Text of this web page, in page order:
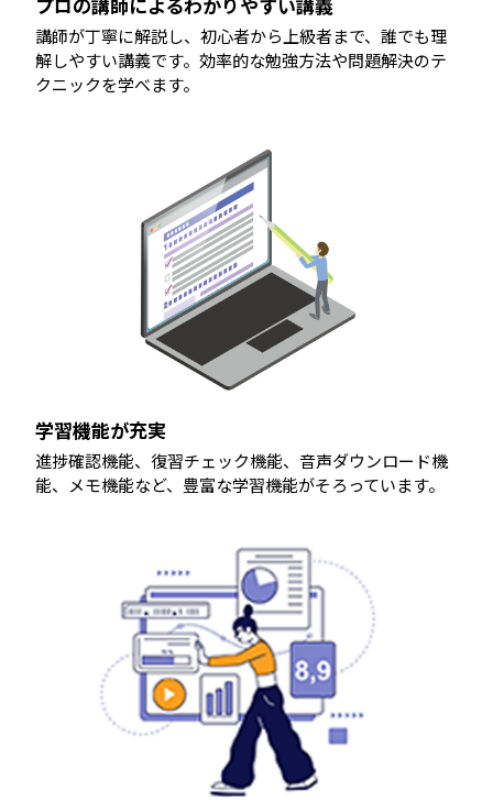
講師が丁寧に解説し、初心者から上級者まで、誰でも理
解しやすい講義です。効率的な勉強方法や問題解決のテ
クニックを学べます。
学習機能が充実
進捗確認機能、復習チェック機能、音声ダウンロード機
能、メモ機能など、豊富な学習機能がそろっています。